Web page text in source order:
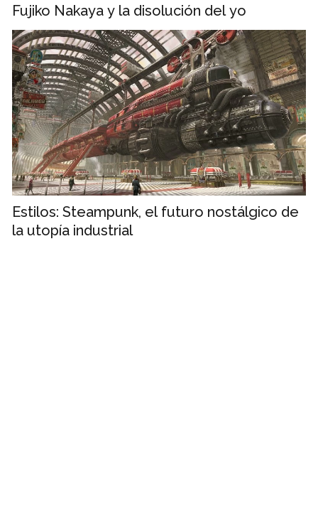
Fujiko Nakaya y la disolución del yo
Estilos: Steampunk, el futuro nostálgico de
la utopía industrial